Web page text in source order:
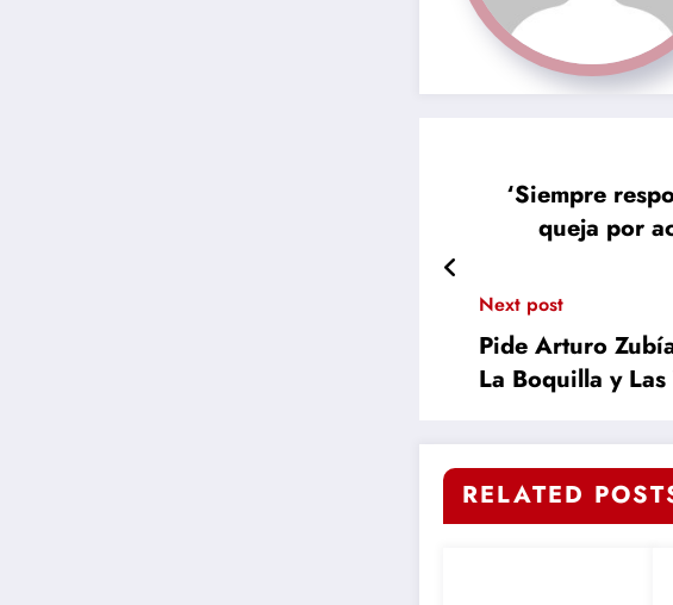
‘Siempre
queja por
Next post
Pide Arturo
La Boquilla y
RELATED